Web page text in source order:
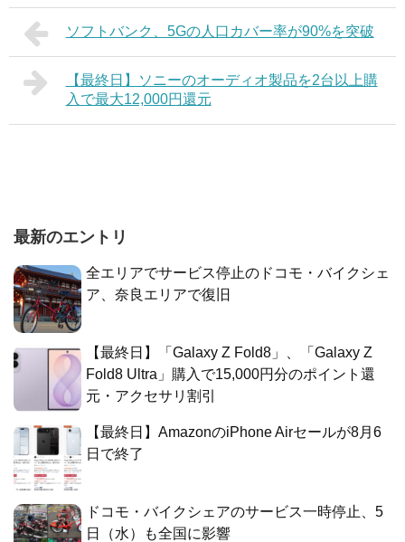
ソフトバンク、5Gの人口カバー率が90%を突破
【最終日】ソニーのオーディオ製品を2台以上購
入で最大12,000円還元
最新のエントリ
全エリアでサービス停止のドコモ・バイクシェ
ア、奈良エリアで復旧
【最終日】「Galaxy Z Fold8」、「Galaxy Z
Fold8 Ultra」購入で15,000円分のポイント還
元・アクセサリ割引
【最終日】AmazonのiPhone Airセールが8月6
日で終了
ドコモ・バイクシェアのサービス一時停止、5
日（水）も全国に影響